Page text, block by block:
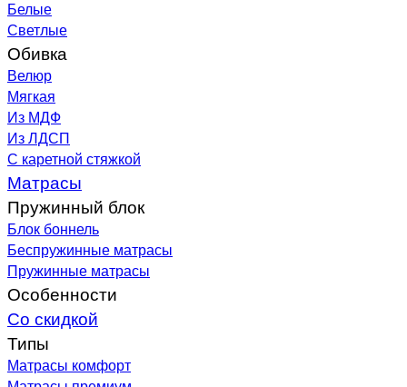
Белые
Светлые
Обивка
Велюр
Мягкая
Из МДФ
Из ЛДСП
С каретной стяжкой
Матрасы
Пружинный блок
Блок боннель
Беспружинные матрасы
Пружинные матрасы
Особенности
Со скидкой
Типы
Матрасы комфорт